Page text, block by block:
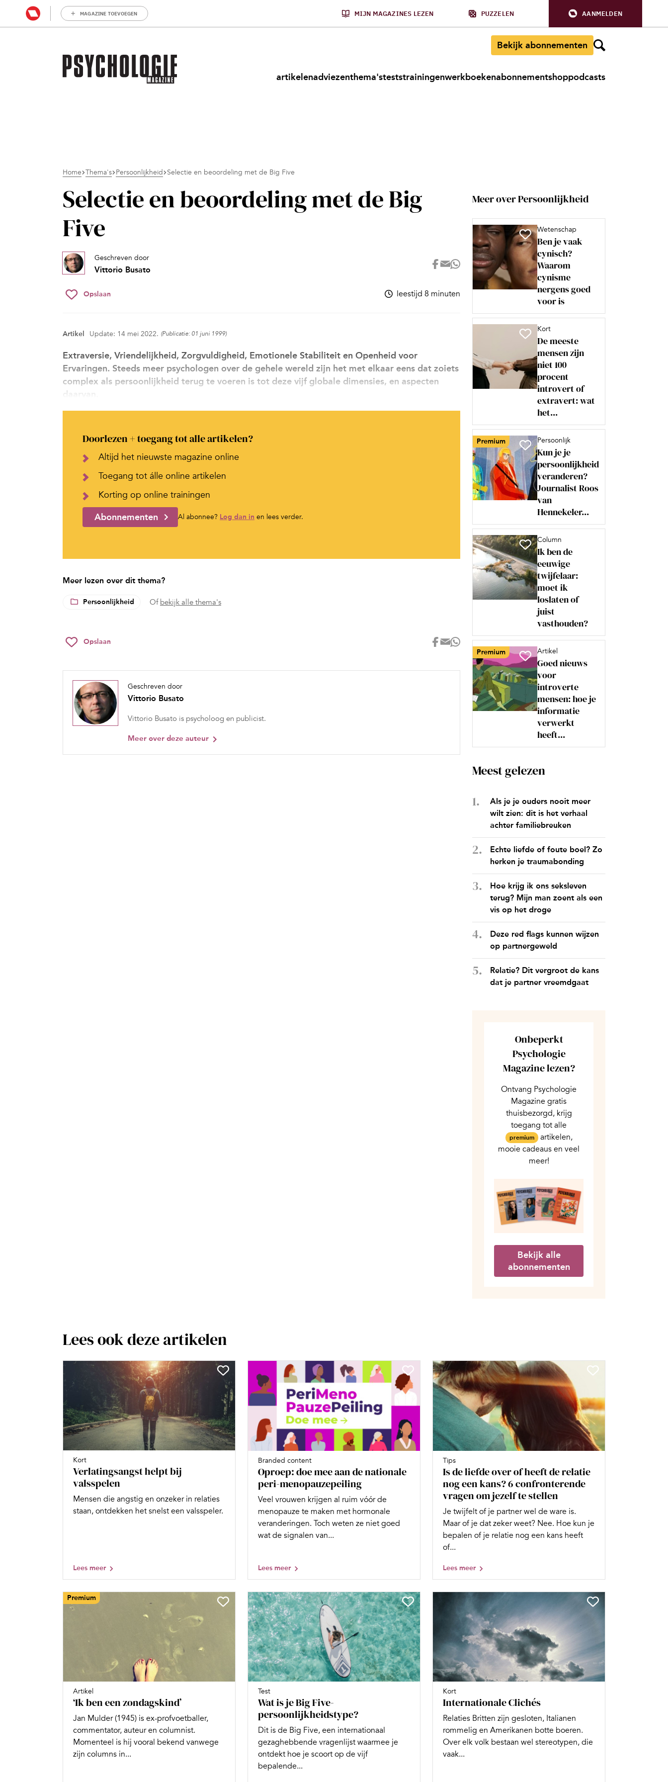
MAGAZINE TOEVOEGEN MIJN MAGAZINES LEZEN PUZZELEN AANMELDEN
Bekijk abonnementen
artikelenadviezenthema'steststrainingenwerkboekenabonnementshoppodcasts
Home Thema's Persoonlijkheid Selectie en beoordeling met de Big Five
Selectie en beoordeling met de Big
Five
Geschreven door
Vittorio Busato
Opslaan leestijd 8 minuten
Artikel Update: 14 mei 2022. (Publicatie: 01 juni 1999)
Extraversie, Vriendelijkheid, Zorgvuldigheid, Emotionele Stabiliteit en Openheid voor
Ervaringen. Steeds meer psychologen over de gehele wereld zijn het met elkaar eens dat zoiets
complex als persoonlijkheid terug te voeren is tot deze vijf globale dimensies, en aspecten
daarvan.
Doorlezen + toegang tot alle artikelen?
Altijd het nieuwste magazine online
Toegang tot álle online artikelen
Korting op online trainingen
Abonnementen Al abonnee? Log dan in en lees verder.
Meer lezen over dit thema?
Persoonlijkheid Of bekijk alle thema's
Opslaan
Geschreven door
Vittorio Busato
Vittorio Busato is psycholoog en publicist.
Meer over deze auteur
Meer over Persoonlijkheid
Wetenschap
Ben je vaak
cynisch?
Waarom
cynisme
nergens goed
voor is
Kort
De meeste
mensen zijn
niet 100
procent
introvert of
extravert: wat
het...
Premium Persoonlijk
Kun je je
persoonlijkheid
veranderen?
Journalist Roos
van
Hennekeler...
Column
Ik ben de
eeuwige
twijfelaar:
moet ik
loslaten of
juist
vasthouden?
Premium Artikel
Goed nieuws
voor
introverte
mensen: hoe je
informatie
verwerkt
heeft...
Meest gelezen
Als je je ouders nooit meer
wilt zien: dit is het verhaal
achter familiebreuken
Echte liefde of foute boel? Zo
herken je traumabonding
Hoe krijg ik ons seksleven
terug? Mijn man zoent als een
vis op het droge
Deze red flags kunnen wijzen
op partnergeweld
Relatie? Dit vergroot de kans
dat je partner vreemdgaat
Onbeperkt
Psychologie
Magazine lezen?
Ontvang Psychologie
Magazine gratis
thuisbezorgd, krijg
toegang tot alle
premium artikelen,
mooie cadeaus en veel
meer!
Bekijk alle
abonnementen
Lees ook deze artikelen
Kort
Verlatingsangst helpt bij
valsspelen
Mensen die angstig en onzeker in relaties
staan, ontdekken het snelst een valsspeler.
Lees meer
Branded content
Oproep: doe mee aan de nationale
peri-menopauzepeiling
Veel vrouwen krijgen al ruim vóór de
menopauze te maken met hormonale
veranderingen. Toch weten ze niet goed
wat de signalen van...
Lees meer
Tips
Is de liefde over of heeft de relatie
nog een kans? 6 confronterende
vragen om jezelf te stellen
Je twijfelt of je partner wel de ware is.
Maar of je dat zeker weet? Nee. Hoe kun je
bepalen of je relatie nog een kans heeft
of...
Lees meer
Premium
Artikel
‘Ik ben een zondagskind’
Jan Mulder (1945) is ex-profvoetballer,
commentator, auteur en columnist.
Momenteel is hij vooral bekend vanwege
zijn columns in...
Test
Wat is je Big Five-
persoonlijkheidstype?
Dit is de Big Five, een internationaal
gezaghebbende vragenlijst waarmee je
ontdekt hoe je scoort op de vijf
bepalende...
Kort
Internationale Clichés
Relaties Britten zijn gesloten, Italianen
rommelig en Ame­ri­kanen botte boeren.
Over elk volk bestaan wel stereotypen, die
vaak...